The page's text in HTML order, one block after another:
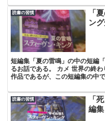
読書の習慣
「
ング
短編集「夏の雷鳴」の中の短編
るお話である。 カメ 世界の終
作品であるが、この短編集の中
読書の習慣
「
編集